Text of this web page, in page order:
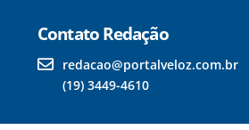
Contato Redação
redacao@portalveloz.com.br
(19) 3449-4610